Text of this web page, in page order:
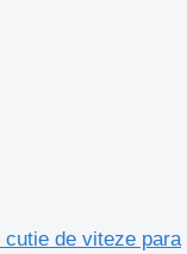
cutie de viteze para